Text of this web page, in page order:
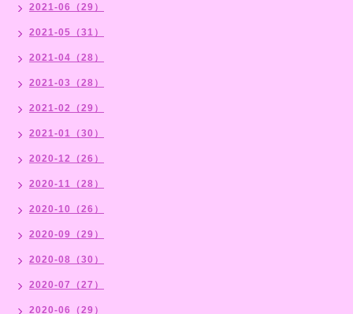
2021-06（29）
2021-05（31）
2021-04（28）
2021-03（28）
2021-02（29）
2021-01（30）
2020-12（26）
2020-11（28）
2020-10（26）
2020-09（29）
2020-08（30）
2020-07（27）
2020-06（29）